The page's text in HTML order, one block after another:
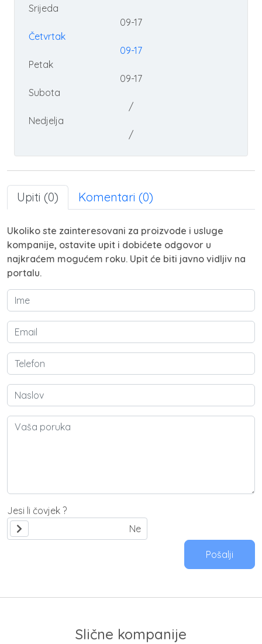
Srijeda
09-17
Četvrtak
09-17
Petak
09-17
Subota
/
Nedjelja
/
Upiti (0) Komentari (0)
Ukoliko ste zainteresovani za proizvode i usluge
kompanije, ostavite upit i dobićete odgovor u
najkraćem mogućem roku. Upit će biti javno vidljiv na
portalu.
Jesi li čovjek ?
Pošalji
Slične kompanije